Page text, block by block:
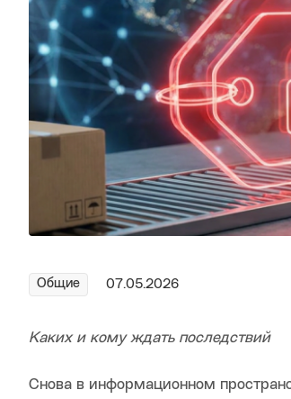
Общие 07.05.2026
Каких и кому ждать последствий
Снова в информационном